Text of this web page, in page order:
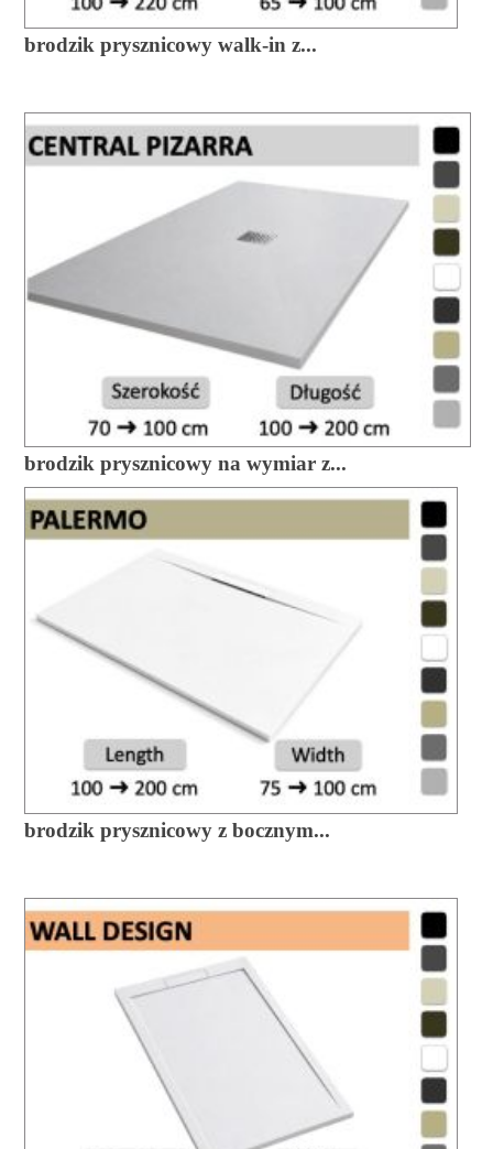
brodzik prysznicowy walk-in z...
brodzik prysznicowy na wymiar z...
brodzik prysznicowy z bocznym...